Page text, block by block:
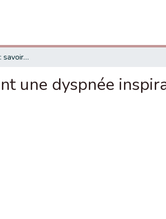
CD d'autoformation : savoir raisonner devant une dyspnée inspiratoire
une dyspnée